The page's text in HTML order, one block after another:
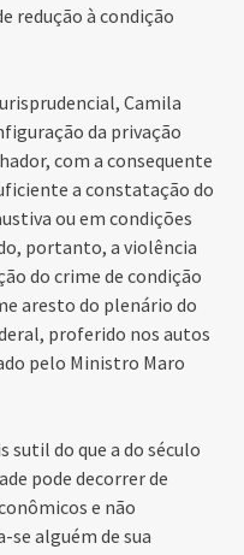
redução à condição
Camila
da privação
com a consequente
a constatação do
ou em condições
portanto, a violência
do crime de condição
aresto do plenário do
proferido nos autos
pelo Ministro Maro
sutil do que a do século
pode decorrer de
e não
se alguém de sua